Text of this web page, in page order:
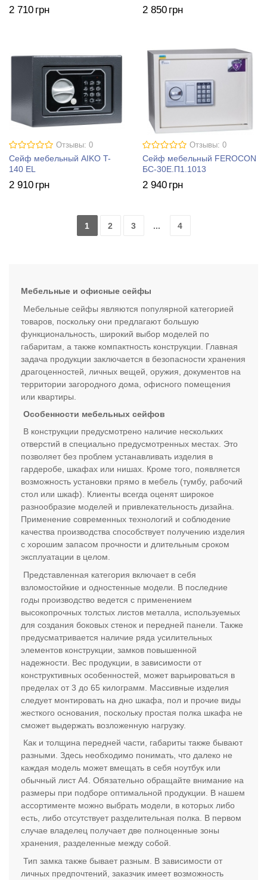
2 710 грн 2 850 грн
Отзывы: 0
Сейф мебельный AIKO T-
140 EL
2 910 грн
Отзывы: 0
Сейф мебельный FEROCON
БС-30Е.П1.1013
2 940 грн
1 2 3 ... 4
Мебельные и офисные сейфы
Мебельные сейфы являются популярной категорией
товаров, поскольку они предлагают большую
функциональность, широкий выбор моделей по
габаритам, а также компактность конструкции. Главная
задача продукции заключается в безопасности хранения
драгоценностей, личных вещей, оружия, документов на
территории загородного дома, офисного помещения
или квартиры.
Особенности мебельных сейфов
В конструкции предусмотрено наличие нескольких
отверстий в специально предусмотренных местах. Это
позволяет без проблем устанавливать изделия в
гардеробе, шкафах или нишах. Кроме того, появляется
возможность установки прямо в мебель (тумбу, рабочий
стол или шкаф). Клиенты всегда оценят широкое
разнообразие моделей и привлекательность дизайна.
Применение современных технологий и соблюдение
качества производства способствует получению изделия
с хорошим запасом прочности и длительным сроком
эксплуатации в целом.
Представленная категория включает в себя
взломостойкие и одностенные модели. В последние
годы производство ведется с применением
высокопрочных толстых листов металла, используемых
для создания боковых стенок и передней панели. Также
предусматривается наличие ряда усилительных
элементов конструкции, замков повышенной
надежности. Вес продукции, в зависимости от
конструктивных особенностей, может варьироваться в
пределах от 3 до 65 килограмм. Массивные изделия
следует монтировать на дно шкафа, пол и прочие виды
жесткого основания, поскольку простая полка шкафа не
сможет выдержать возложенную нагрузку.
Как и толщина передней части, габариты также бывают
разными. Здесь необходимо понимать, что далеко не
каждая модель может вмещать в себя ноутбук или
обычный лист А4. Обязательно обращайте внимание на
размеры при подборе оптимальной продукции. В нашем
ассортименте можно выбрать модели, в которых либо
есть, либо отсутствует разделительная полка. В первом
случае владелец получает две полноценные зоны
хранения, разделенные между собой.
Тип замка также бывает разным. В зависимости от
личных предпочтений, заказчик имеет возможность